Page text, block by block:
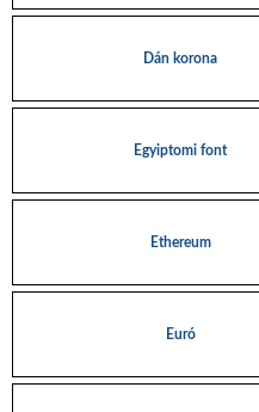
Dán korona
Egyiptomi font
Ethereum
Euró